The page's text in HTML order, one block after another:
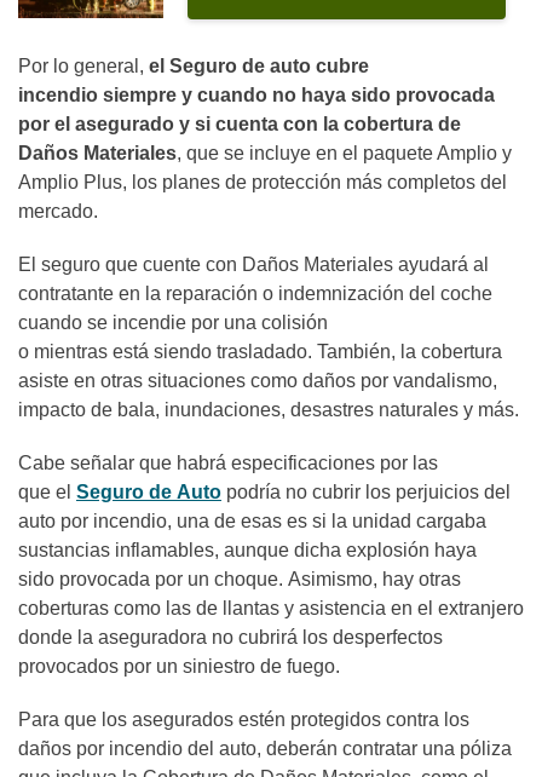
Por lo general, el Seguro de auto cubre
incendio siempre y cuando no haya sido provocada
por el asegurado y si cuenta con la cobertura de
Daños Materiales, que se incluye en el paquete Amplio y
Amplio Plus, los planes de protección más completos del
mercado.
El seguro que cuente con Daños Materiales ayudará al
contratante en la reparación o indemnización del coche
cuando se incendie por una colisión
o mientras está siendo trasladado. También, la cobertura
asiste en otras situaciones como daños por vandalismo,
impacto de bala, inundaciones, desastres naturales y más.
Cabe señalar que habrá especificaciones por las
que el Seguro de Auto podría no cubrir los perjuicios del
auto por incendio, una de esas es si la unidad cargaba
sustancias inflamables, aunque dicha explosión haya
sido provocada por un choque. Asimismo, hay otras
coberturas como las de llantas y asistencia en el extranjero
donde la aseguradora no cubrirá los desperfectos
provocados por un siniestro de fuego.
Para que los asegurados estén protegidos contra los
daños por incendio del auto, deberán contratar una póliza